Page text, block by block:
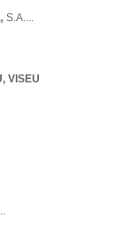
S.A....
, VISEU